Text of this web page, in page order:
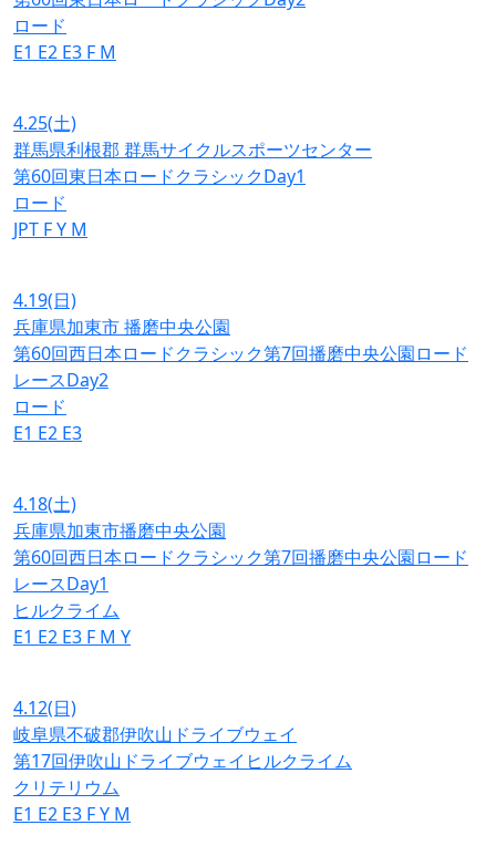
ロード
E1 E2 E3 F M
4.25(土)
群馬県利根郡 群馬サイクルスポーツセンター
第60回東日本ロードクラシックDay1
ロード
JPT FY M
4.19(日)
兵庫県加東市 播磨中央公園
第60回西日本ロードクラシック第7回播磨中央公園ロード
レースDay2
ロード
E1 E2 E3
4.18(土)
兵庫県加東市播磨中央公園
第60回西日本ロードクラシック第7回播磨中央公園ロード
レースDay1
ヒルクライム
E1 E2 E3 F M Y
4.12(日)
岐阜県不破郡伊吹山ドライブウェイ
第17回伊吹山ドライブウェイヒルクライム
クリテリウム
E1 E2 E3 FY M